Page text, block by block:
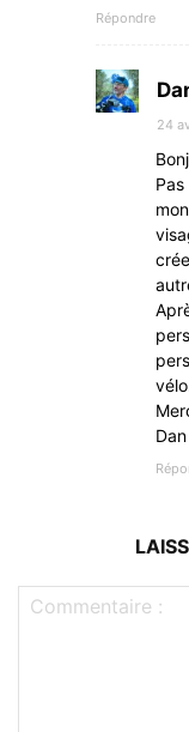
Répondre
24
Dan